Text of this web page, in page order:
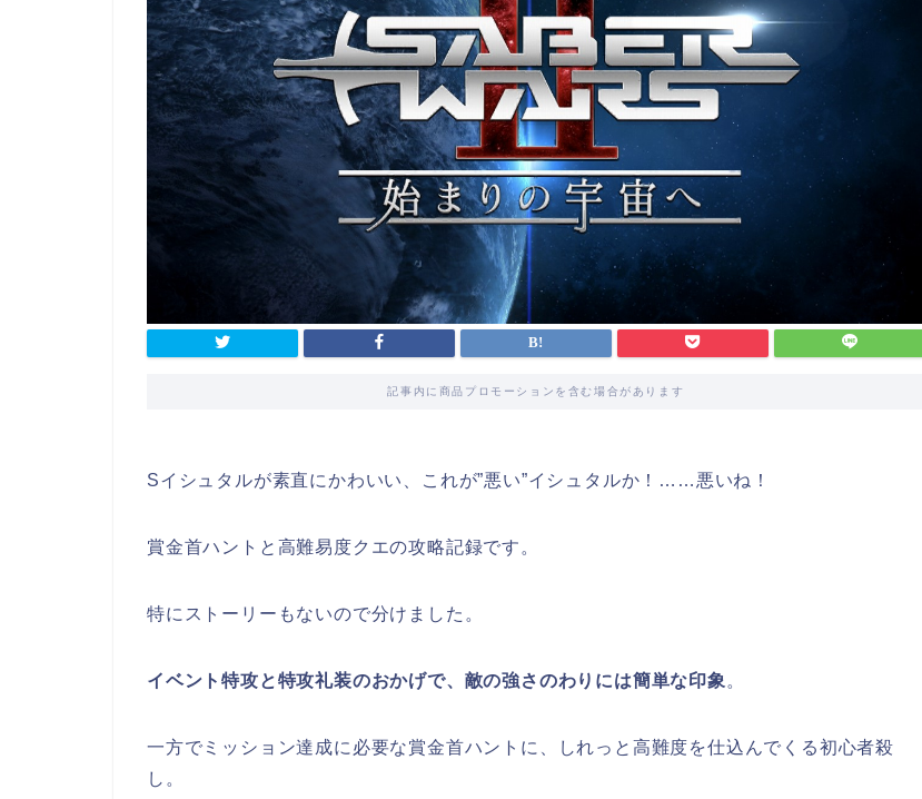
記事内に商品プロモーションを含む場合があります
Sイシュタルが素直にかわいい、これが”悪い”イシュタルか！……悪いね！
賞金首ハントと高難易度クエの攻略記録です。
特にストーリーもないので分けました。
イベント特攻と特攻礼装のおかげで、敵の強さのわりには簡単な印象 。
一方でミッション達成に必要な賞金首ハントに、しれっと高難度を仕込んでくる初心者殺
し。